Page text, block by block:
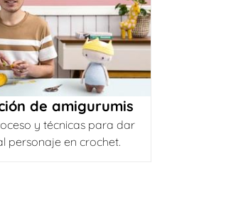
de amigurumis
y técnicas para dar
personaje en crochet.